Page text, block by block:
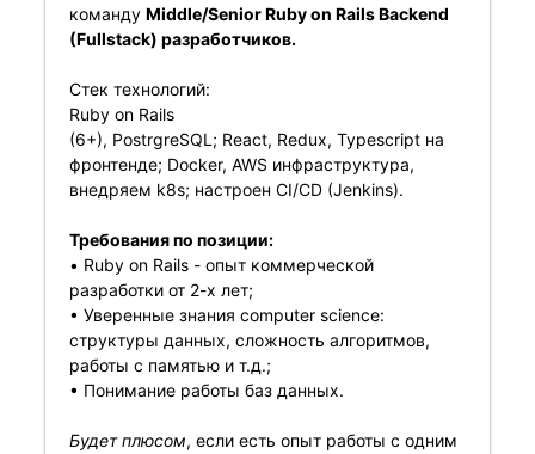
команду Middle/Senior Ruby on Rails Backend
(Fullstack) разработчиков.
Стек технологий:
Ruby on Rails
(6+), PostrgreSQL; React, Redux, Typescript на
фронтенде; Docker, AWS инфраструктура,
внедряем k8s; настроен CI/CD (Jenkins).
Требования по позиции:
• Ruby on Rails - опыт коммерческой
разработки от 2-х лет;
• Уверенные знания computer science:
структуры данных, сложность алгоритмов,
работы с памятью и т.д.;
• Понимание работы баз данных.
Будет плюсом, если есть опыт работы с одним